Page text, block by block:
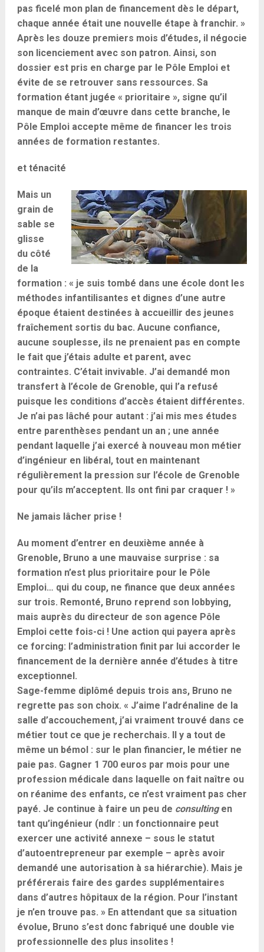
pas ficelé mon plan de financement dès le départ,
chaque année était une nouvelle étape à franchir. »
Après les douze premiers mois d’études, il négocie
son licenciement avec son patron. Ainsi, son
dossier est pris en charge par le Pôle Emploi et
évite de se retrouver sans ressources. Sa
formation étant jugée « prioritaire », signe qu’il
manque de main d’œuvre dans cette branche, le
Pôle Emploi accepte même de financer les trois
années de formation restantes.
et ténacité
Mais un
grain de
sable se
glisse
du côté
de la
formation : « je suis tombé dans une école dont les
méthodes infantilisantes et dignes d’une autre
époque étaient destinées à accueillir des jeunes
fraîchement sortis du bac. Aucune confiance,
aucune souplesse, ils ne prenaient pas en compte
le fait que j’étais adulte et parent, avec
contraintes. C’était invivable. J’ai demandé mon
transfert à l’école de Grenoble, qui l’a refusé
puisque les conditions d’accès étaient différentes.
Je n’ai pas lâché pour autant : j’ai mis mes études
entre parenthèses pendant un an ; une année
pendant laquelle j’ai exercé à nouveau mon métier
d’ingénieur en libéral, tout en maintenant
régulièrement la pression sur l’école de Grenoble
pour qu’ils m’acceptent. Ils ont fini par craquer ! »
Ne jamais lâcher prise !
Au moment d’entrer en deuxième année à
Grenoble, Bruno a une mauvaise surprise : sa
formation n’est plus prioritaire pour le Pôle
Emploi… qui du coup, ne finance que deux années
sur trois. Remonté, Bruno reprend son lobbying,
mais auprès du directeur de son agence Pôle
Emploi cette fois-ci ! Une action qui payera après
ce forcing: l’administration finit par lui accorder le
financement de la dernière année d’études à titre
exceptionnel.
Sage-femme diplômé depuis trois ans, Bruno ne
regrette pas son choix. « J’aime l’adrénaline de la
salle d’accouchement, j’ai vraiment trouvé dans ce
métier tout ce que je recherchais. Il y a tout de
même un bémol : sur le plan financier, le métier ne
paie pas. Gagner 1 700 euros par mois pour une
profession médicale dans laquelle on fait naître ou
on réanime des enfants, ce n’est vraiment pas cher
payé. Je continue à faire un peu de consultingen
tant qu’ingénieur (ndlr : un fonctionnaire peut
exercer une activité annexe – sous le statut
d’autoentrepreneur par exemple – après avoir
demandé une autorisation à sa hiérarchie). Mais je
préférerais faire des gardes supplémentaires
dans d’autres hôpitaux de la région. Pour l’instant
je n’en trouve pas. » En attendant que sa situation
évolue, Bruno s’est donc fabriqué une double vie
professionnelle des plus insolites !